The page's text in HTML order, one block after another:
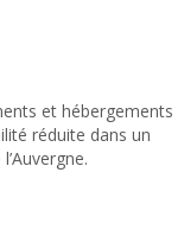
et hébergements
réduite dans un